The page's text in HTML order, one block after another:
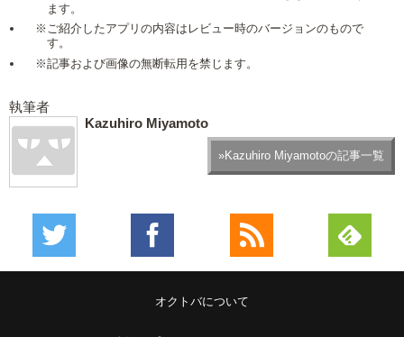
ます。
※ご紹介したアプリの内容はレビュー時のバージョンのもので
す。
※記事および画像の無断転用を禁じます。
執筆者
Kazuhiro Miyamoto
»Kazuhiro Miyamotoの記事一覧
オクトバについて